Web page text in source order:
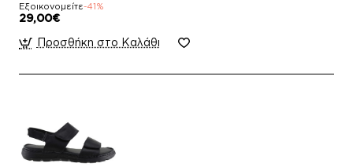
Εξοικονομείτε-41%
29,00€
Προσθήκη στο Καλάθι